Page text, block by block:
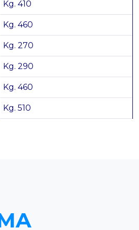
Kg. 410
Kg. 460
Kg. 270
Kg. 290
Kg. 460
Kg. 510